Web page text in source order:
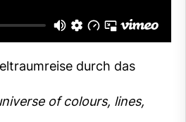
durch das
of colours, lines,